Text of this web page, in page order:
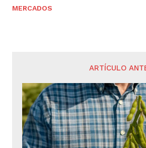
MERCADOS
ARTÍCULO